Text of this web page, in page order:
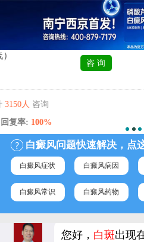
综合评价
在线服务
白癜风问题快速解决，点
白癜风症状 白癜风病因
白癜风常识 白癜风药物
您好， 白斑出现